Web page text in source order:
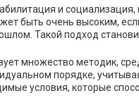
и
быть очень высоким,
Такой подход
множество методик,
порядке,
условия, которые